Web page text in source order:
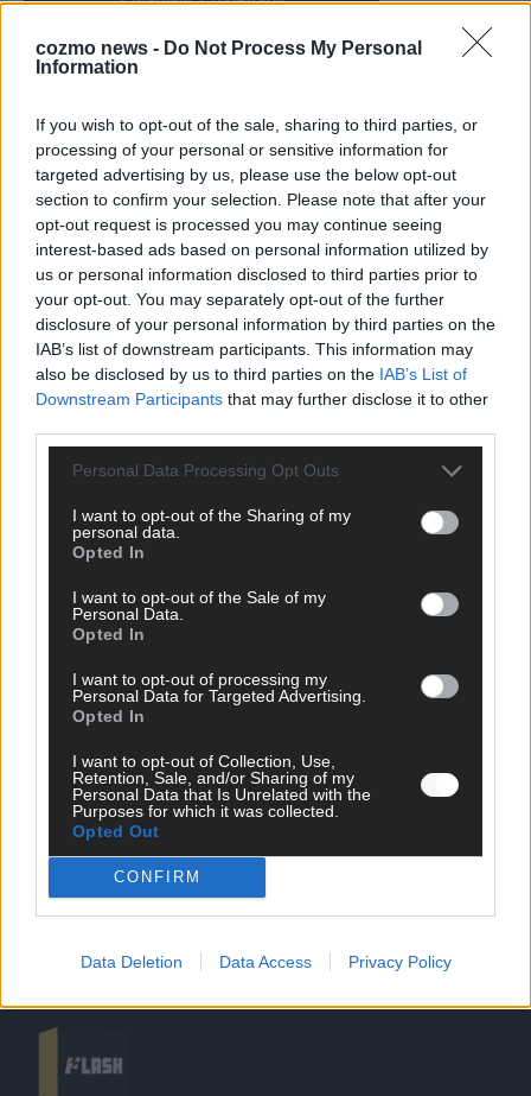
cozmo news - Do Not Process My Personal
Information
If you wish to opt-out of the sale, sharing to third parties, or
processing of your personal or sensitive information for
targeted advertising by us, please use the below opt-out
section to confirm your selection. Please note that after your
opt-out request is processed you may continue seeing
interest-based ads based on personal information utilized by
us or personal information disclosed to third parties prior to
your opt-out. You may separately opt-out of the further
disclosure of your personal information by third parties on the
IAB’s list of downstream participants. This information may
also be disclosed by us to third parties on the IAB’s List of
Downstream Participants that may further disclose it to other
Personal Data Processing Opt Outs
I want to opt-out of the Sharing of my
personal data.
Opted In
I want to opt-out of the Sale of my
Personal Data.
Opted In
I want to opt-out of processing my
Personal Data for Targeted Advertising.
Opted In
I want to opt-out of Collection, Use,
Retention, Sale, and/or Sharing of my
Personal Data that Is Unrelated with the
Purposes for which it was collected.
Opted Out
CONFIRM
Data Deletion Data Access Privacy Policy
ANZEIGE
SCHNELL ZUM RESSORT
Nachrichten
Wirtschaft
Ratgeber
Wissen
Streams & Storys
Eurovision
FLASH – DAS VIDEOPORTAL